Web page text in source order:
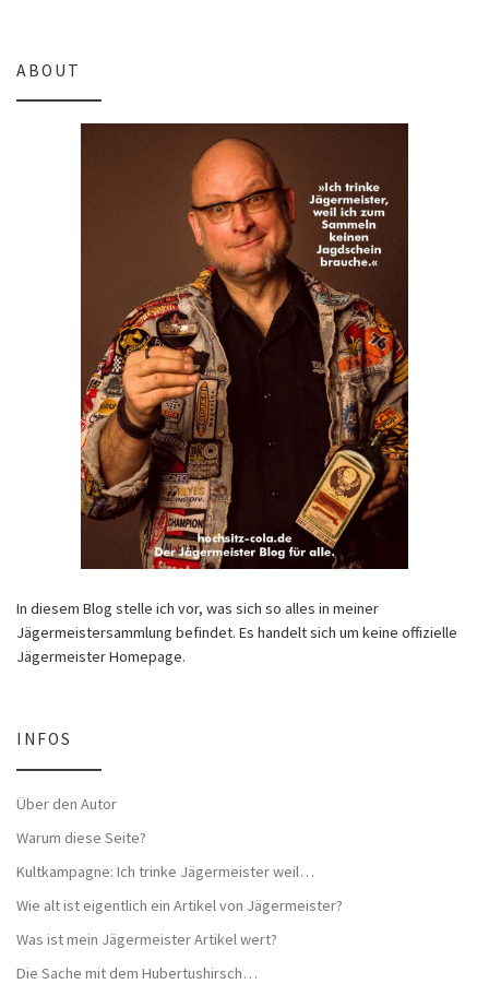
ABOUT
In diesem Blog stelle ich vor, was sich so alles in meiner
Jägermeistersammlung befindet. Es handelt sich um keine offizielle
Jägermeister Homepage.
INFOS
Über den Autor
Warum diese Seite?
Kultkampagne: Ich trinke Jägermeister weil…
Wie alt ist eigentlich ein Artikel von Jägermeister?
Was ist mein Jägermeister Artikel wert?
Die Sache mit dem Hubertushirsch…